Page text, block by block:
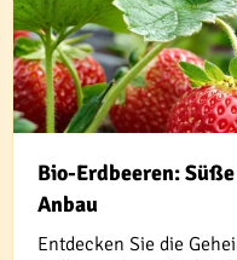
Bio-Erdbeeren:
Anbau
Entdecken Sie die